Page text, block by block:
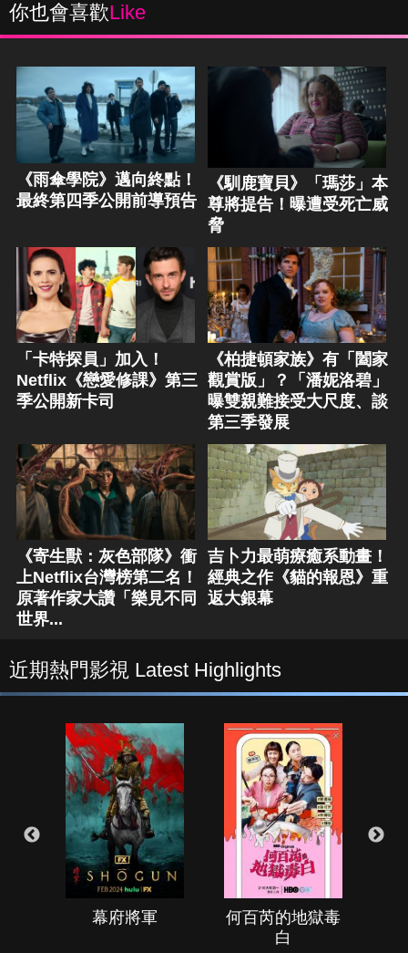
你也會喜歡Like
《雨傘學院》邁向終點！
最終第四季公開前導預告
《馴鹿寶貝》「瑪莎」本
尊將提告！曝遭受死亡威
脅
「卡特探員」加入！
Netflix《戀愛修課》第三
季公開新卡司
《柏捷頓家族》有「闔家
觀賞版」？「潘妮洛碧」
曝雙親難接受大尺度、談
第三季發展
《寄生獸：灰色部隊》衝
上Netflix台灣榜第二名！
原著作家大讚「樂見不同
世界...
吉卜力最萌療癒系動畫！
經典之作《貓的報恩》重
返大銀幕
近期熱門影視 Latest Highlights
幕府將軍
何百芮的地獄毒
白